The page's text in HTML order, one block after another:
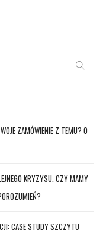
ZAMÓWIENIE Z TEMU? O
KRYZYSU. CZY MAMY
CASE STUDY SZCZYTU